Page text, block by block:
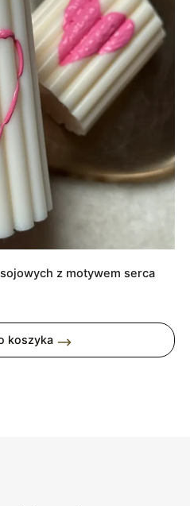
z motywem serca
koszyka